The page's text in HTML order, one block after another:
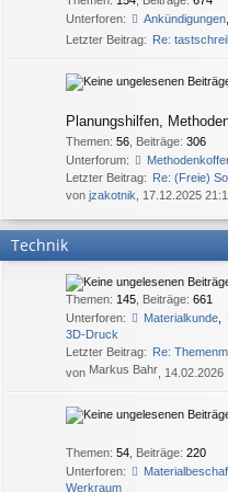
Unterforen:
Ankündigungen,
Letzter Beitrag: Re:
Planungshilfen,
Themen: 56 Beiträge: 306
Unterforum:
Letzter Beitrag: Re: (Freie)
von jzakotnik , 17.12.2025
Technik
Themen: 145 Beiträge: 661
Unterforen:
Materialkunde,
3D-Druck
Letzter Beitrag: Re:
von Markus Bahr ,
Themen: 54 Beiträge: 220
Unterforen:
Werkraum